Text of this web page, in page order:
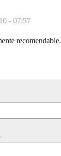
- 07:57
recomendable.